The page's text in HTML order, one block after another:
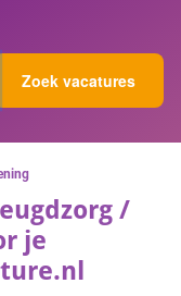
Zoek vacatures
/
je